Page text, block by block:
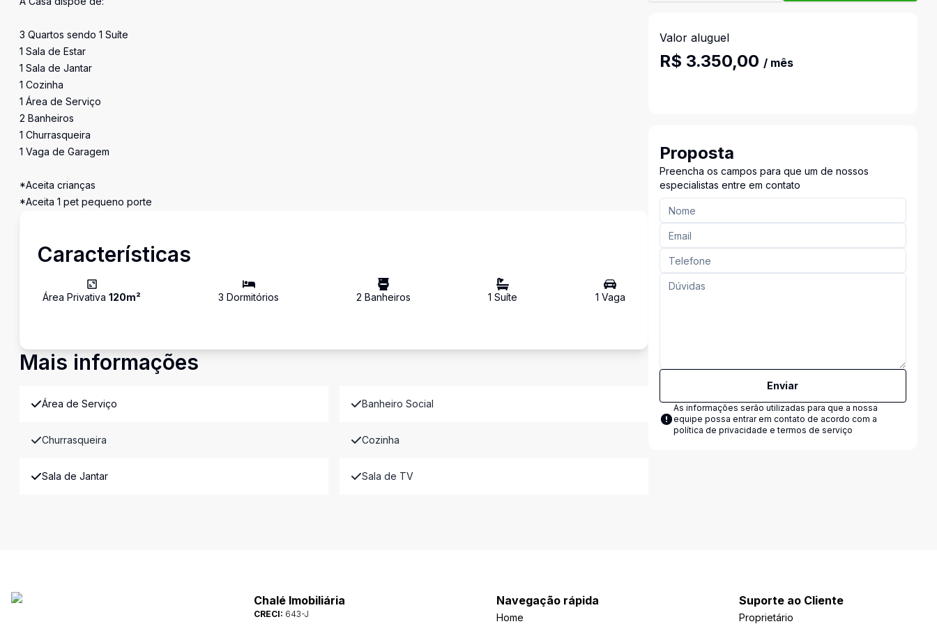
3 Quartos sendo 1 Suíte
1 Sala de Estar
1 Sala de Jantar
1 Cozinha
1 Área de Serviço
2 Banheiros
1 Churrasqueira
1 Vaga de Garagem
*Aceita crianças
*Aceita 1 pet pequeno porte
Características
Área Privativa 120m² 3 Dormitórios 2 Banheiros 1 Suíte 1 Vaga
Mais informações
Área de Serviço Banheiro Social
Churrasqueira Cozinha
Sala de Jantar Sala de TV
Valor aluguel
R$ 3.350,00 / mês
Proposta
Preencha os campos para que um de nossos
especialistas entre em contato
Enviar
As informações serão utilizadas para que a nossa
equipe possa entrar em contato de acordo com a
política de privacidade e termos de serviço
Chalé Imobiliária
CRECI: 643-J
Navegação rápida
Home
Suporte ao Cliente
Proprietário